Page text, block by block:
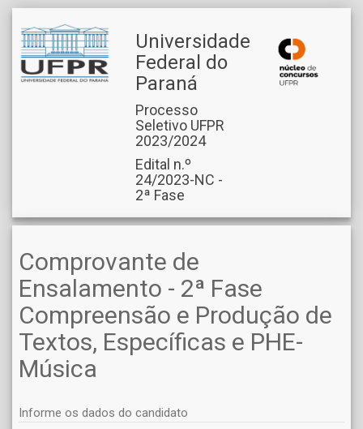
Universidade
Federal do
Paraná
Processo
Seletivo UFPR
2023/2024
Edital n.º
24/2023-NC -
2ª Fase
Comprovante de
Ensalamento - 2ª Fase
Compreensão e Produção de
Textos, Específicas e PHE-
Música
Informe os dados do candidato